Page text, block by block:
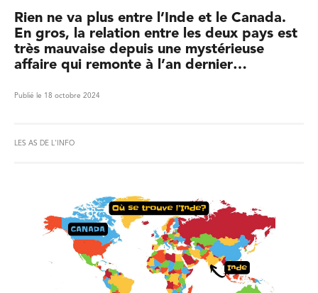
Rien ne va plus entre l’Inde et le Canada.
En gros, la relation entre les deux pays est
très mauvaise depuis une mystérieuse
affaire qui remonte à l’an dernier…
Publié le 18 octobre 2024
LES AS DE L'INFO